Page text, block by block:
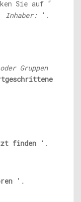
Sie auf “
Inhaber: '.
Gruppen
finden '.
'.